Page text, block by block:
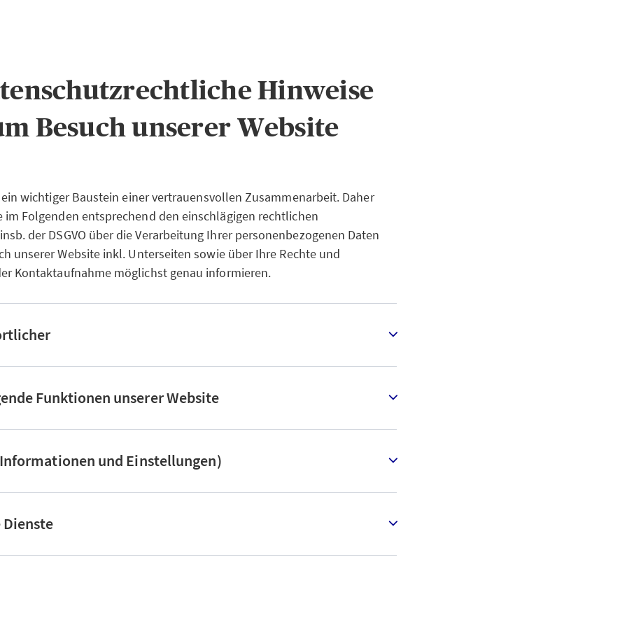
Hinweise
Besuch unserer Website
wichtiger Baustein einer vertrauensvollen Zusammenarbeit. Daher
im Folgenden entsprechend den einschlägigen rechtlichen
der DSGVO über die Verarbeitung Ihrer personenbezogenen Daten
unserer Website inkl. Unterseiten sowie über Ihre Rechte und
Kontaktaufnahme möglichst genau informieren.
Funktionen unserer Website
und Einstellungen)